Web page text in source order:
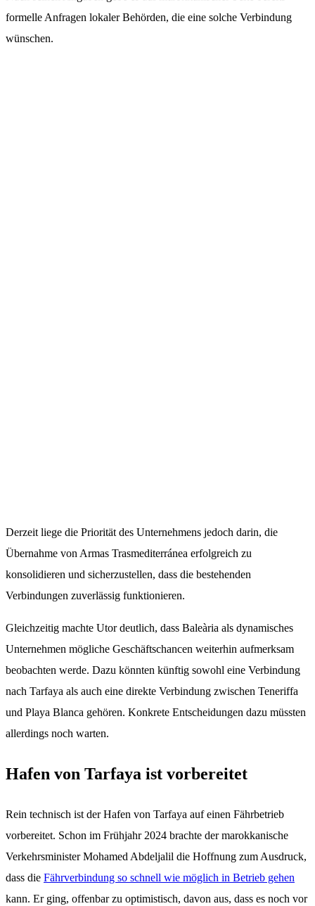
formelle Anfragen lokaler Behörden, die eine solche Verbindung
wünschen.
Derzeit liege die Priorität des Unternehmens jedoch darin, die
Übernahme von Armas Trasmediterránea erfolgreich zu
konsolidieren und sicherzustellen, dass die bestehenden
Verbindungen zuverlässig funktionieren.
Gleichzeitig machte Utor deutlich, dass Baleària als dynamisches
Unternehmen mögliche Geschäftschancen weiterhin aufmerksam
beobachten werde. Dazu könnten künftig sowohl eine Verbindung
nach Tarfaya als auch eine direkte Verbindung zwischen Teneriffa
und Playa Blanca gehören. Konkrete Entscheidungen dazu müssten
allerdings noch warten.
Hafen von Tarfaya ist vorbereitet
Rein technisch ist der Hafen von Tarfaya auf einen Fährbetrieb
vorbereitet. Schon im Frühjahr 2024 brachte der marokkanische
Verkehrsminister Mohamed Abdeljalil die Hoffnung zum Ausdruck,
dass die Fährverbindung so schnell wie möglich in Betrieb gehen
kann. Er ging, offenbar zu optimistisch, davon aus, dass es noch vor